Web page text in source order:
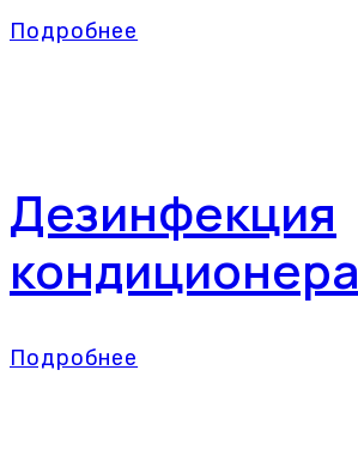
Подробнее
Дезинфекция
кондиционера
Подробнее